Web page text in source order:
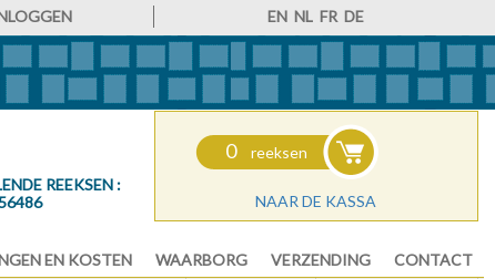
EN NL FR DE
REEKSEN :
0 reeksen
NAAR DE KASSA
EN KOSTEN WAARBORG VERZENDING CONTACT